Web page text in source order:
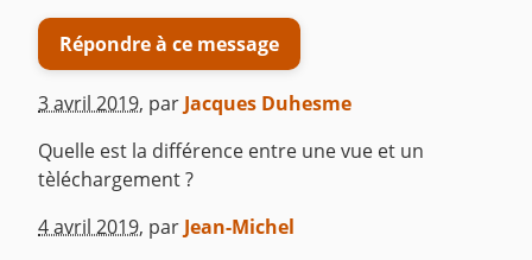
Répondre à ce message
3 avril 2019, par Jacques Duhesme
Quelle est la différence entre une vue et un
tèléchargement ?
^
4 avril 2019, par Jean-Michel